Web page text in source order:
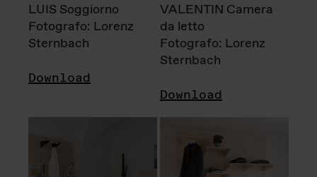
LUIS Soggiorno
Fotografo: Lorenz
Sternbach
Download
VALENTIN Camera
da letto
Fotografo: Lorenz
Sternbach
Download